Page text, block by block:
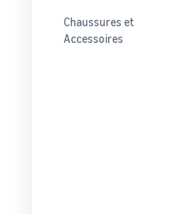
Chaussures et
Accessoires